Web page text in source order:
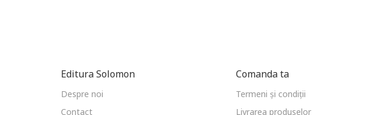
Editura Solomon
Despre noi
Contact
Comanda ta
Termeni și condiții
Livrarea produselor